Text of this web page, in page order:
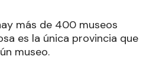
más de 400 museos
es la única provincia que
museo.